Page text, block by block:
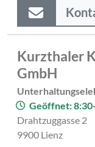
Kurzthaler
GmbH
Geöffnet:
Drahtzuggasse 2
9900 Lienz